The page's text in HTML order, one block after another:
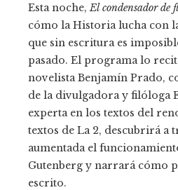
Esta noche,El condensador de
cómo la Historia lucha con
que sin escritura es
pasado. El programa lo
novelista Benjamín Prado,
de la divulgadora y filóloga
experta en los textos del
textos de La 2, descubrirá a
aumentada el
Gutenberg y narrará cómo
escrito.